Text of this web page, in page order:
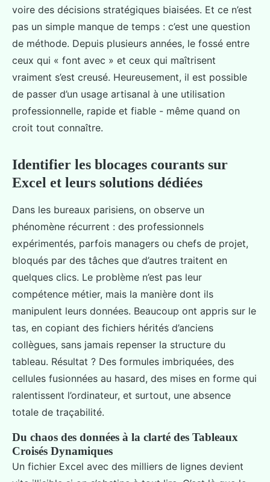
voire des décisions stratégiques biaisées. Et ce n’est
pas un simple manque de temps : c’est une question
de méthode. Depuis plusieurs années, le fossé entre
ceux qui « font avec » et ceux qui maîtrisent
vraiment s’est creusé. Heureusement, il est possible
de passer d’un usage artisanal à une utilisation
professionnelle, rapide et fiable - même quand on
croit tout connaître.
Identifier les blocages courants sur
Excel et leurs solutions dédiées
Dans les bureaux parisiens, on observe un
phénomène récurrent : des professionnels
expérimentés, parfois managers ou chefs de projet,
bloqués par des tâches que d’autres traitent en
quelques clics. Le problème n’est pas leur
compétence métier, mais la manière dont ils
manipulent leurs données. Beaucoup ont appris sur le
tas, en copiant des fichiers hérités d’anciens
collègues, sans jamais repenser la structure du
tableau. Résultat ? Des formules imbriquées, des
cellules fusionnées au hasard, des mises en forme qui
ralentissent l’ordinateur, et surtout, une absence
totale de traçabilité.
Du chaos des données à la clarté des Tableaux
Croisés Dynamiques
Un fichier Excel avec des milliers de lignes devient